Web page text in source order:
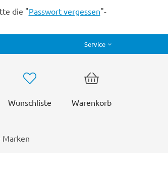
die "Passwort vergessen"-
Service
Wunschliste Warenkorb
Marken